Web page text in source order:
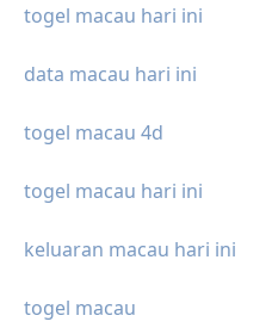
togel macau hari ini
data macau hari ini
togel macau 4d
togel macau hari ini
keluaran macau hari ini
togel macau